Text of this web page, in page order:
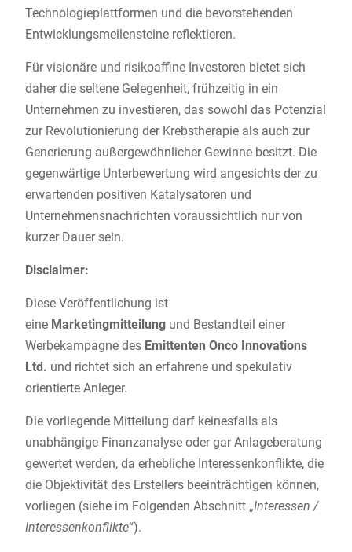
Technologieplattformen und die bevorstehenden
Entwicklungsmeilensteine reflektieren.
Für visionäre und risikoaffine Investoren bietet sich
daher die seltene Gelegenheit, frühzeitig in ein
Unternehmen zu investieren, das sowohl das Potenzial
zur Revolutionierung der Krebstherapie als auch zur
Generierung außergewöhnlicher Gewinne besitzt. Die
gegenwärtige Unterbewertung wird angesichts der zu
erwartenden positiven Katalysatoren und
Unternehmensnachrichten voraussichtlich nur von
kurzer Dauer sein.
Disclaimer:
Diese Veröffentlichung ist
eine Marketingmitteilungund Bestandteil einer
Werbekampagne des Emittenten Onco Innovations
Ltd. und richtet sich an erfahrene und spekulativ
orientierte Anleger.
Die vorliegende Mitteilung darf keinesfalls als
unabhängige Finanzanalyse oder gar Anlageberatung
gewertet werden, da erhebliche Interessenkonflikte, die
die Objektivität des Erstellers beeinträchtigen können,
vorliegen (siehe im Folgenden Abschnitt „Interessen /
Interessenkonflikte“).